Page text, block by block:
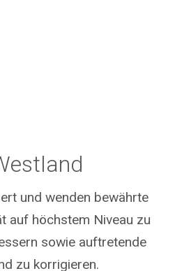
und wenden bewährte
auf höchstem Niveau zu
sowie auftretende
zu korrigieren.